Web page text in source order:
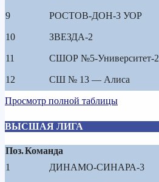
9 РОСТОВ-ДОН-3 УОР
10 ЗВЕЗДА-2
11 СШОР №5-Университет-2
12 СШ № 13 — Алиса
Просмотр полной таблицы
ВЫСШАЯ ЛИГА
Поз.Команда
1
ДИНАМО-СИНАРА-3